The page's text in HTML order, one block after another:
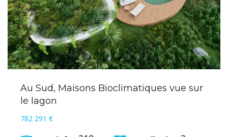
Au Sud, Maisons Bioclimatiques vue sur
le lagon
782 291 €